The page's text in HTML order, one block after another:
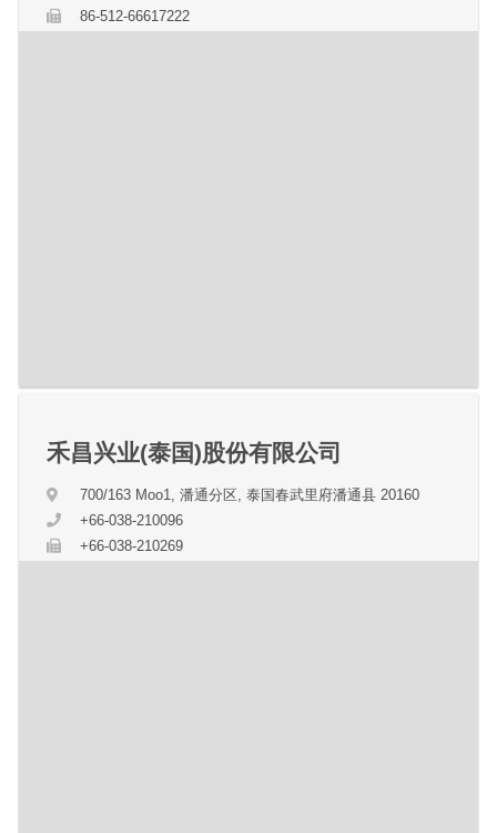
86-512-66617222
禾昌兴业(泰国)股份有限公司
700/163 Moo1, 潘通分区, 泰国春武里府潘通县 20160
+66-038-210096
+66-038-210269